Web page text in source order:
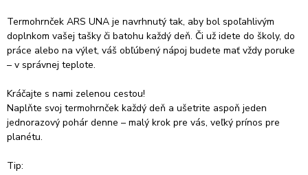
Termohrnček ARS UNA je navrhnutý tak, aby bol spoľahlivým
doplnkom vašej tašky či batohu každý deň. Či už idete do školy, do
práce alebo na výlet, váš obľúbený nápoj budete mať vždy poruke
– v správnej teplote.
Kráčajte s nami zelenou cestou!
Naplňte svoj termohrnček každý deň a ušetrite aspoň jeden
jednorazový pohár denne – malý krok pre vás, veľký prínos pre
planétu.
Tip: